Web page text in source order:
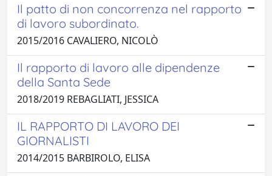
Il patto di non concorrenza nel rapporto
di lavoro subordinato.
2015/2016 CAVALIERO, NICOLÒ
Il rapporto di lavoro alle dipendenze
della Santa Sede
2018/2019 REBAGLIATI, JESSICA
IL RAPPORTO DI LAVORO DEI
GIORNALISTI
2014/2015 BARBIROLO, ELISA